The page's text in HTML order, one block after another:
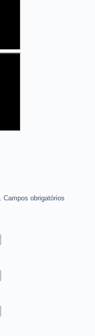
Campos obrigatórios